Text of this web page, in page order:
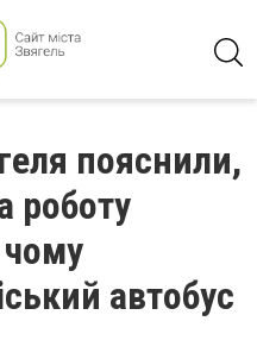
пояснили,
роботу
автобус